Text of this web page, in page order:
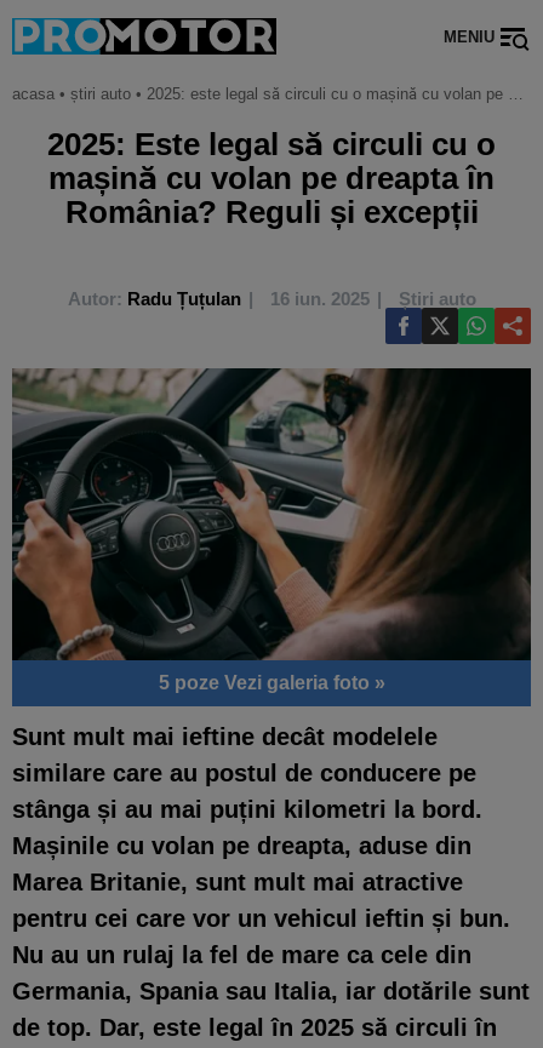
MENIU
acasa • știri auto • 2025: este legal să circuli cu o mașină cu volan pe dreapta în românia? reguli și excepții
2025: Este legal să circuli cu o
mașină cu volan pe dreapta în
România? Reguli și excepții
Autor: Radu Țuțulan 16 iun. 2025 Știri auto
5 poze Vezi galeria foto »
Sunt mult mai ieftine decât modelele
similare care au postul de conducere pe
stânga și au mai puțini kilometri la bord.
Mașinile cu volan pe dreapta, aduse din
Marea Britanie, sunt mult mai atractive
pentru cei care vor un vehicul ieftin și bun.
Nu au un rulaj la fel de mare ca cele din
Germania, Spania sau Italia, iar dotările sunt
de top. Dar, este legal în 2025 să circuli în